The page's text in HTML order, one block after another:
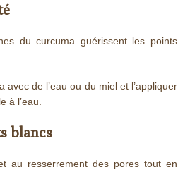
du curcuma guérissent les points
de l’eau ou du miel et l’appliquer
à l’eau.
blancs
au resserrement des pores tout en